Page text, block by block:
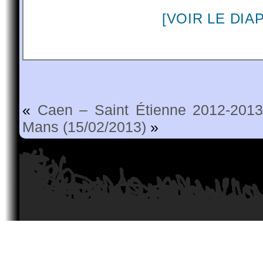
[VOIR LE
« Caen – Saint Étienne 2012-
Mans (15/02/2013) »